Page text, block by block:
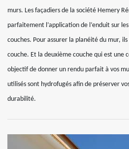
murs. Les façadiers de la société Hemery
parfaitement l’application de l’enduit sur
couches. Pour assurer la planéité du mur,
couche. Et la deuxième couche qui est une
objectif de donner un rendu parfait à vos
utilisés sont hydrofugés afin de préserver
durabilité.